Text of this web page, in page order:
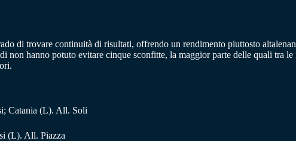
di trovare continuità di risultati, offrendo un rendimento piuttosto
non hanno potuto evitare cinque sconfitte, la maggior parte delle quali tra
Catania (L). All. Soli
(L). All. Piazza